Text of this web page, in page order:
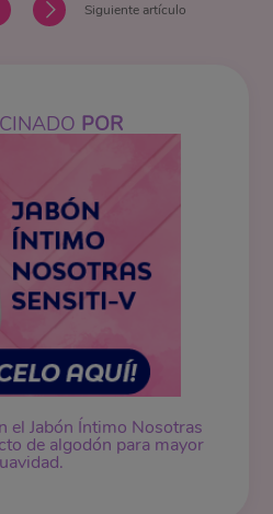
Siguiente artículo
POR
el Jabón Íntimo Nosotras
de algodón para mayor